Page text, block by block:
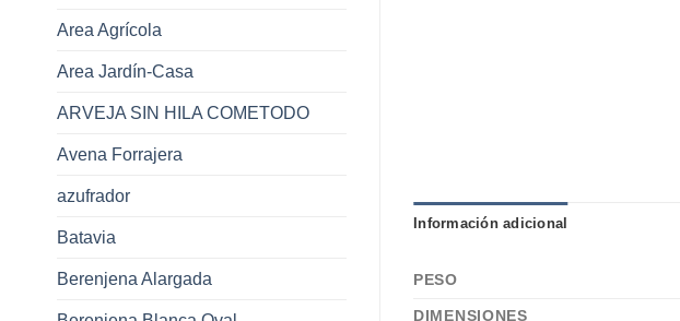
Area Agrícola
Area Jardín-Casa
ARVEJA SIN HILA COMETODO
Avena Forrajera
azufrador
Batavia
Berenjena Alargada
Información adicional
PESO
DIMENSIONES